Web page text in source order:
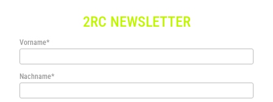
2RC NEWSLETTER
Vorname*
Nachname*